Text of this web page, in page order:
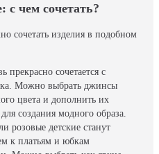
с чем сочетать?
сочетать изделия в подобном
прекрасно сочетается с
Можно выбрать джинсы
цвета и дополнить их
создания модного образа.
розовые детские станут
к платьям и юбкам